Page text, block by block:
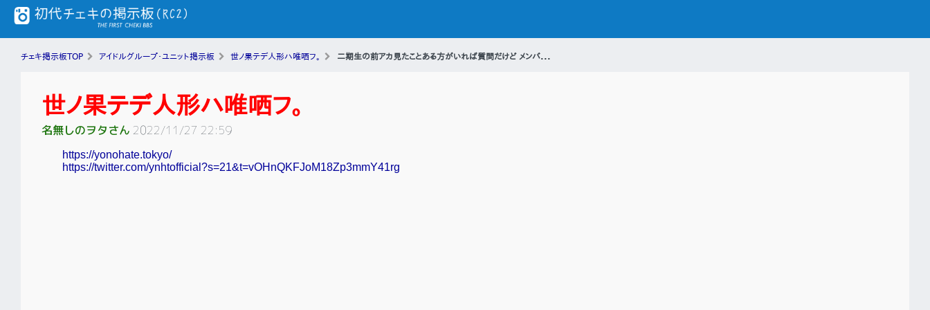
チェキ掲示板TOP アイドルグループ・ユニット掲示板 世ノ果テデ人形ハ唯哂フ。 二期生の前アカ見たことある方がいれば質問だけど メンバ...
世ノ果テデ人形ハ唯哂フ。
名無しのヲタさん 2022/11/27 22:59
https://yonohate.tokyo/
https://twitter.com/ynhtofficial?s=21&t=vOHnQKFJoM18Zp3mmY41rg